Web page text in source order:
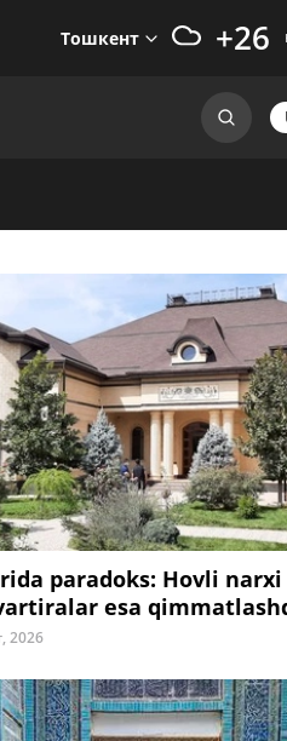
Тошкент +26
paradoks: Hovli
esa
2026